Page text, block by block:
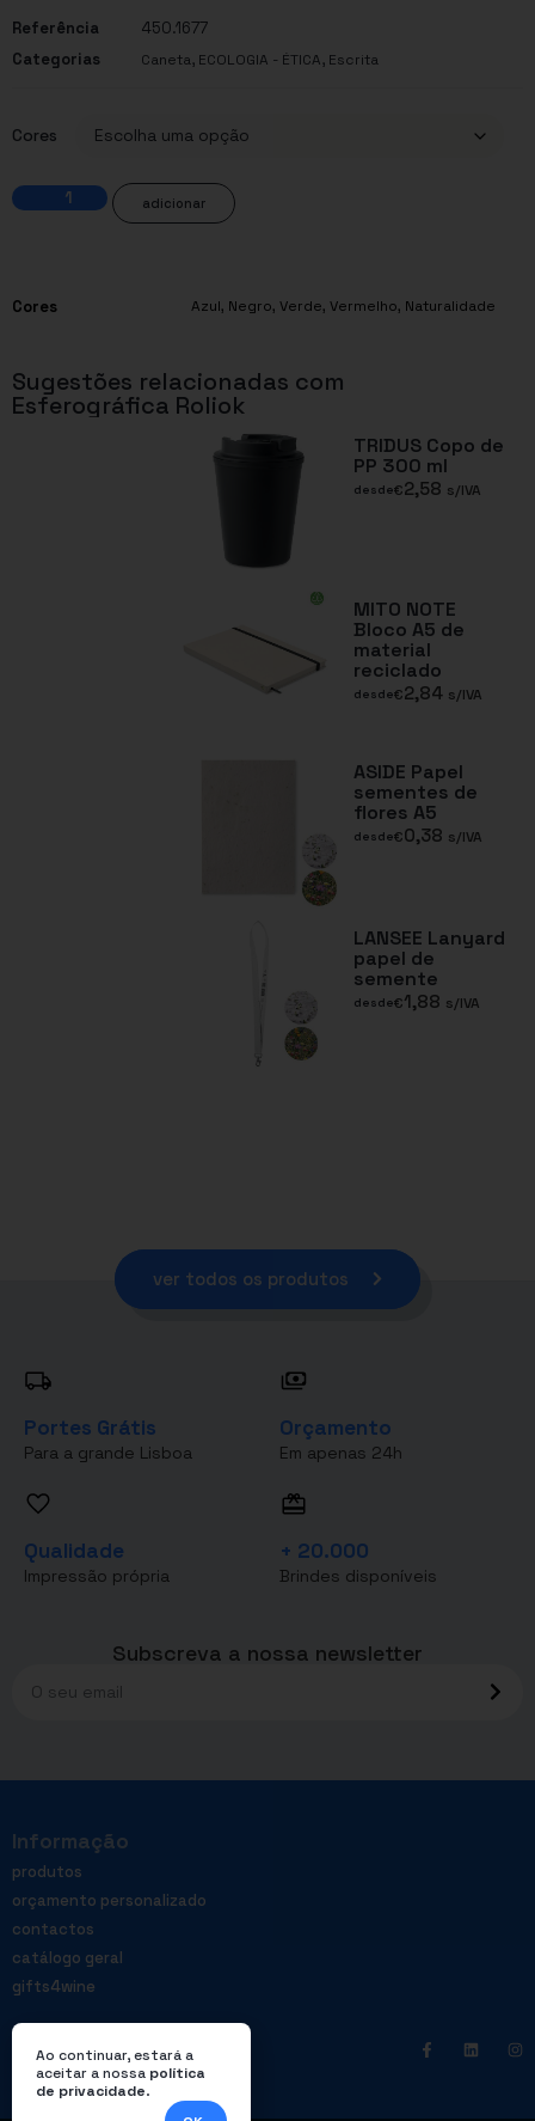
Referência
450.1677
Categorias
Caneta, ECOLOGIA - ÉTICA, Escrita
Cores
adicionar
Cores Azul, Negro, Verde, Vermelho, Naturalidade
Sugestões relacionadas com
Esferográfica Roliok
TRIDUS Copo de
PP 300 ml
desde€2,58 s/IVA
MITO NOTE
Bloco A5 de
material
reciclado
desde€2,84 s/IVA
ASIDE Papel
sementes de
flores A5
desde€0,38 s/IVA
LANSEE Lanyard
papel de
semente
desde€1,88 s/IVA
ver todos os produtos
Portes Grátis
Para a grande Lisboa
Orçamento
Em apenas 24h
Qualidade
Impressão própria
+ 20.000
Brindes disponíveis
Subscreva a nossa newsletter
Informação
produtos
orçamento personalizado
contactos
catálogo geral
gifts4wine
Ao continuar, estará a
aceitar a nossa política
de privacidade.